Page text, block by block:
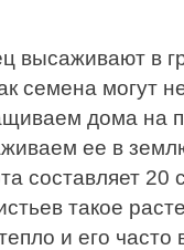
высаживают в
семена могут
дома на
ее в
составляет 20
такое
и его